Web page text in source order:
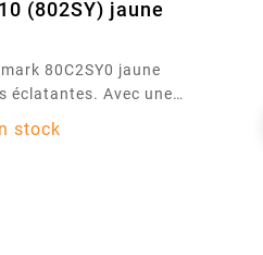
(802SY) jaune
80C2SY0 jaune
éclatantes. Avec une
2000 pages, ce toner est
durables et constants.
Jaune
stock